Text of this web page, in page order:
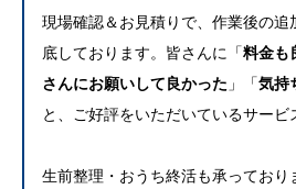
現場確認＆お見積りで、作業後の追
底しております。皆さんに「料金も
さんにお願いして良かった 」「気持
と、ご好評をいただいているサービ
生前整理・おうち終活も承っており